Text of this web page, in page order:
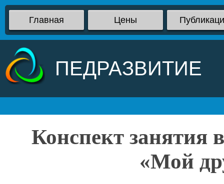
Главная Цены
ПЕДРАЗВИТИЕ
Конспект занятия
«Мой